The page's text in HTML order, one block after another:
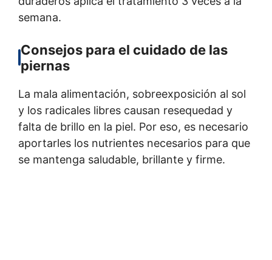
semana.
Consejos para el cuidado de las
piernas
La mala alimentación, sobreexposición al sol
y los radicales libres causan resequedad y
falta de brillo en la piel. Por eso, es necesario
aportarles los nutrientes necesarios para que
se mantenga saludable, brillante y firme.